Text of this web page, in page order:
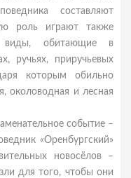
составляют
роль играют также
виды, обитающие в
ручьях, приручьевых
которым обильно
околоводная и лесная
событие –
«Оренбургский»
новосёлов –
для того, чтобы они